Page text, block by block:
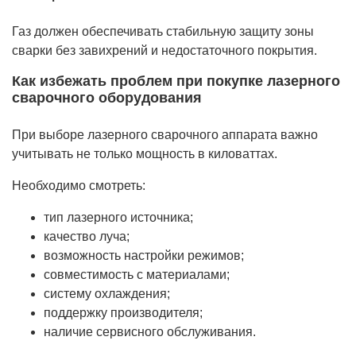
Газ должен обеспечивать стабильную защиту зоны
сварки без завихрений и недостаточного покрытия.
Как избежать проблем при покупке лазерного
сварочного оборудования
При выборе лазерного сварочного аппарата важно
учитывать не только мощность в киловаттах.
Необходимо смотреть:
тип лазерного источника;
качество луча;
возможность настройки режимов;
совместимость с материалами;
систему охлаждения;
поддержку производителя;
наличие сервисного обслуживания.